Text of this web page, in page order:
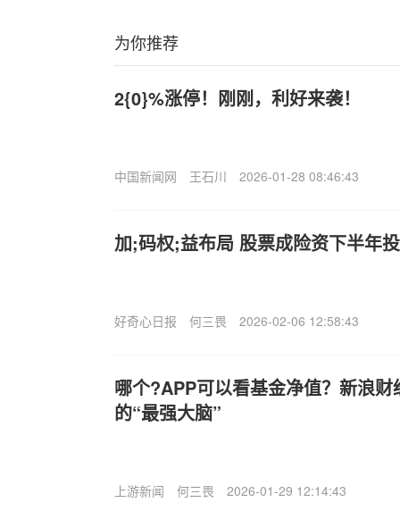
为你推荐
2{0}%涨停！刚刚，利好来袭！
中国新闻网 王石川 2026-01-28 08:46:43
加;码权;益布局 股票成险资下半年
好奇心日报 何三畏 2026-02-06 12:58:43
哪个?APP可以看基金净值？新浪
的“最强大脑”
上游新闻 何三畏 2026-01-29 12:14:43